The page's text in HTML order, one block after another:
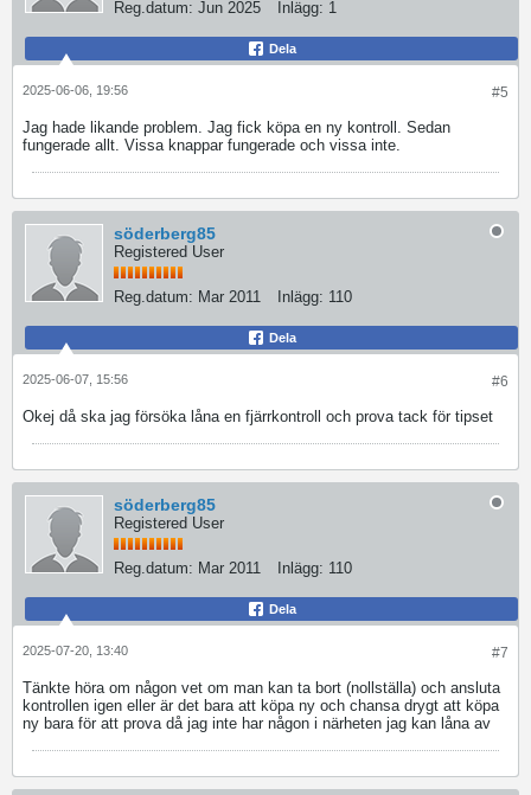
Reg.datum: Jun 2025 Inlägg: 1
Dela
#5
2025-06-06, 19:56
Jag hade likande problem. Jag fick köpa en ny kontroll. Sedan
fungerade allt. Vissa knappar fungerade och vissa inte.
söderberg85
Registered User
Reg.datum: Mar 2011 Inlägg: 110
Dela
#6
2025-06-07, 15:56
Okej då ska jag försöka låna en fjärrkontroll och prova tack för tipset
söderberg85
Registered User
Reg.datum: Mar 2011 Inlägg: 110
Dela
#7
2025-07-20, 13:40
Tänkte höra om någon vet om man kan ta bort (nollställa) och ansluta
kontrollen igen eller är det bara att köpa ny och chansa drygt att köpa
ny bara för att prova då jag inte har någon i närheten jag kan låna av